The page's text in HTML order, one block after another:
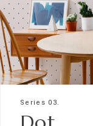
Series 03.